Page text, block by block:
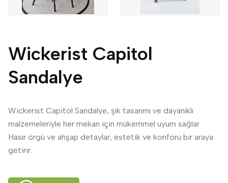
Wickerist Capitol
Sandalye
Wickerist Capitol Sandalye, şık tasarımı ve dayanıklı
malzemeleriyle her mekan için mükemmel uyum sağlar.
Hasır örgü ve ahşap detaylar, estetik ve konforu bir araya
getirir.